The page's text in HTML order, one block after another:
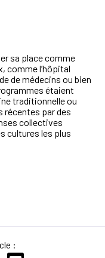
sa place comme
comme l’hôpital
de médecins ou bien
étaient
traditionnelle ou
par des
collectives
cultures les plus
: